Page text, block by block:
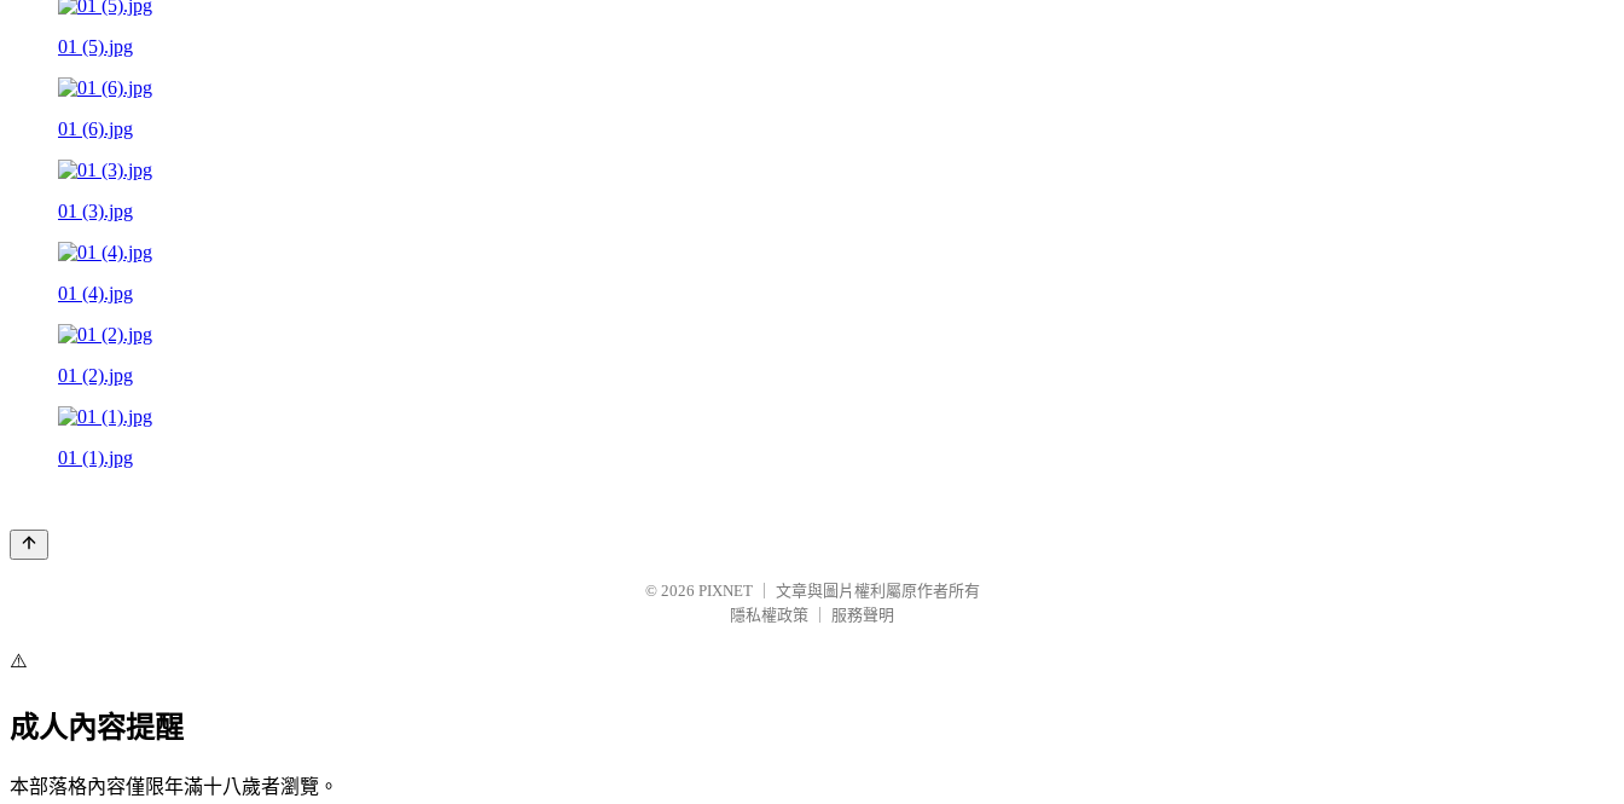
01 (5).jpg
01 (6).jpg
01 (3).jpg
01 (4).jpg
01 (2).jpg
01 (1).jpg
© 2026 PIXNET
文章與圖片權利屬原作者所有
隱私權政策
服務聲明
⚠️
成人內容提醒
本部落格內容僅限年滿十八歲者瀏覽。